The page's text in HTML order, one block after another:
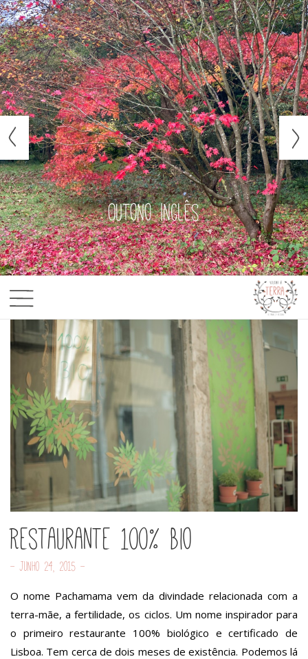
Outono inglês
Restaurante 100% Bio
- Junho 24, 2015 -
O nome Pachamama vem da divindade relacionada com a
terra-mãe, a fertilidade, os ciclos. Um nome inspirador para
o primeiro restaurante 100% biológico e certificado de
Lisboa. Tem cerca de dois meses de existência. Podemos lá